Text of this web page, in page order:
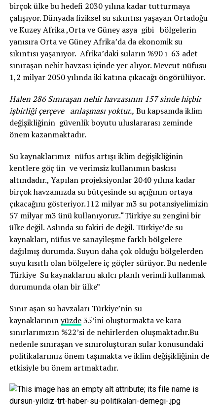
birçok ülke bu hedefi 2030 yılına kadar tutturmaya
çalışıyor. Dünyada fiziksel su sıkıntısı yaşayan Ortadoğu
ve Kuzey Afrika ,Orta ve Güney asya gibi bölgelerin
yanısıra Orta ve Güney Afrika’da da ekonomik su
sıkıntısı yaşanıyor. Afrika’daki suların %90 ı 63 adet
sınıraşan nehir havzası içinde yer alıyor. Mevcut nüfusu
1,2 milyar 2050 yılında iki katına çıkacağı öngörülüyor.
Halen 286 Sınıraşan nehir havzasının 157 sinde hiçbir
işbirliği çerçeve anlaşması yoktur., Bu kapsamda iklim
değişikliğinin güvenlik boyutu uluslararası zeminde
önem kazanmaktadır.
Su kaynaklarımız nüfus artışı iklim değişikliğinin
kentlere göç ün ve verimsiz kullanımın baskısı
altındadır., Yapılan projeksiyonlar 2040 yılına kadar
birçok havzamızda su bütçesinde su açığının ortaya
çıkacağını gösteriyor.112 milyar m3 su potansiyelimizin
57 milyar m3 ünü kullanıyoruz.“Türkiye su zengini bir
ülke değil. Aslında su fakiri de değil. Türkiye’de su
kaynakları, nüfus ve sanayileşme farklı bölgelere
dağılmış durumda. Suyun daha çok olduğu bölgelerden
suyu kısıtlı olan bölgelere iç göçler sürüyor. Bu nedenle
Türkiye Su kaynaklarını akılcı planlı verimli kullanmak
durumunda olan bir ülke”
Sınır aşan su havzaları Türkiye’nin su
kaynaklarınınyüzde35’ini oluşturmakta ve kara
sınırlarımızın %22’si de nehirlerden oluşmaktadır.Bu
nedenle sınıraşan ve sınıroluşturan sular konusundaki
politikalarımız önem taşımakta ve iklim değişikliğinin de
etkisiyle bu önem artmaktadır.